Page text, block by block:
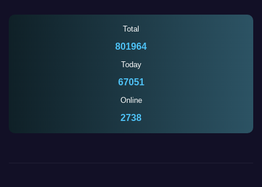
Total
801964
Today
67051
Online
2741